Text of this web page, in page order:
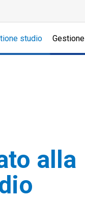
studio
alla